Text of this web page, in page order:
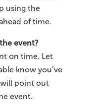
using the
of time.
event?
on time. Let
know you’ve
point out
event.